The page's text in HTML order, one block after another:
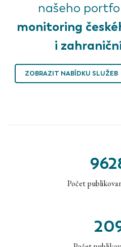
našeho
monitoring
i
ZOBRAZIT NABÍDKU SLUŽEB
Počet